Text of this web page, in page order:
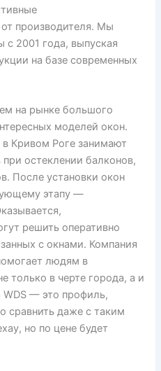
производителя. Мы
с 2001 года, выпуская
на базе современных
на рынке большого
моделей окон.
Кривом Роге занимают
остеклении балконов,
После установки окон
этапу —
решить оперативно
с окнами. Компания
людям в
только в черте города, а и
WDS — это профиль,
сравнить даже с таким
но по цене будет